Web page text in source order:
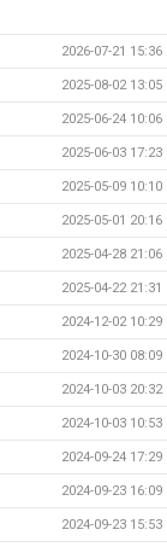
2026-07-21 15:36
2025-08-02 13:05
2025-06-24 10:06
2025-06-03 17:23
2025-05-09 10:10
2025-05-01 20:16
2025-04-28 21:06
2025-04-22 21:31
2024-12-02 10:29
2024-10-30 08:09
2024-10-03 20:32
2024-10-03 10:53
2024-09-24 17:29
2024-09-23 16:09
2024-09-23 15:53